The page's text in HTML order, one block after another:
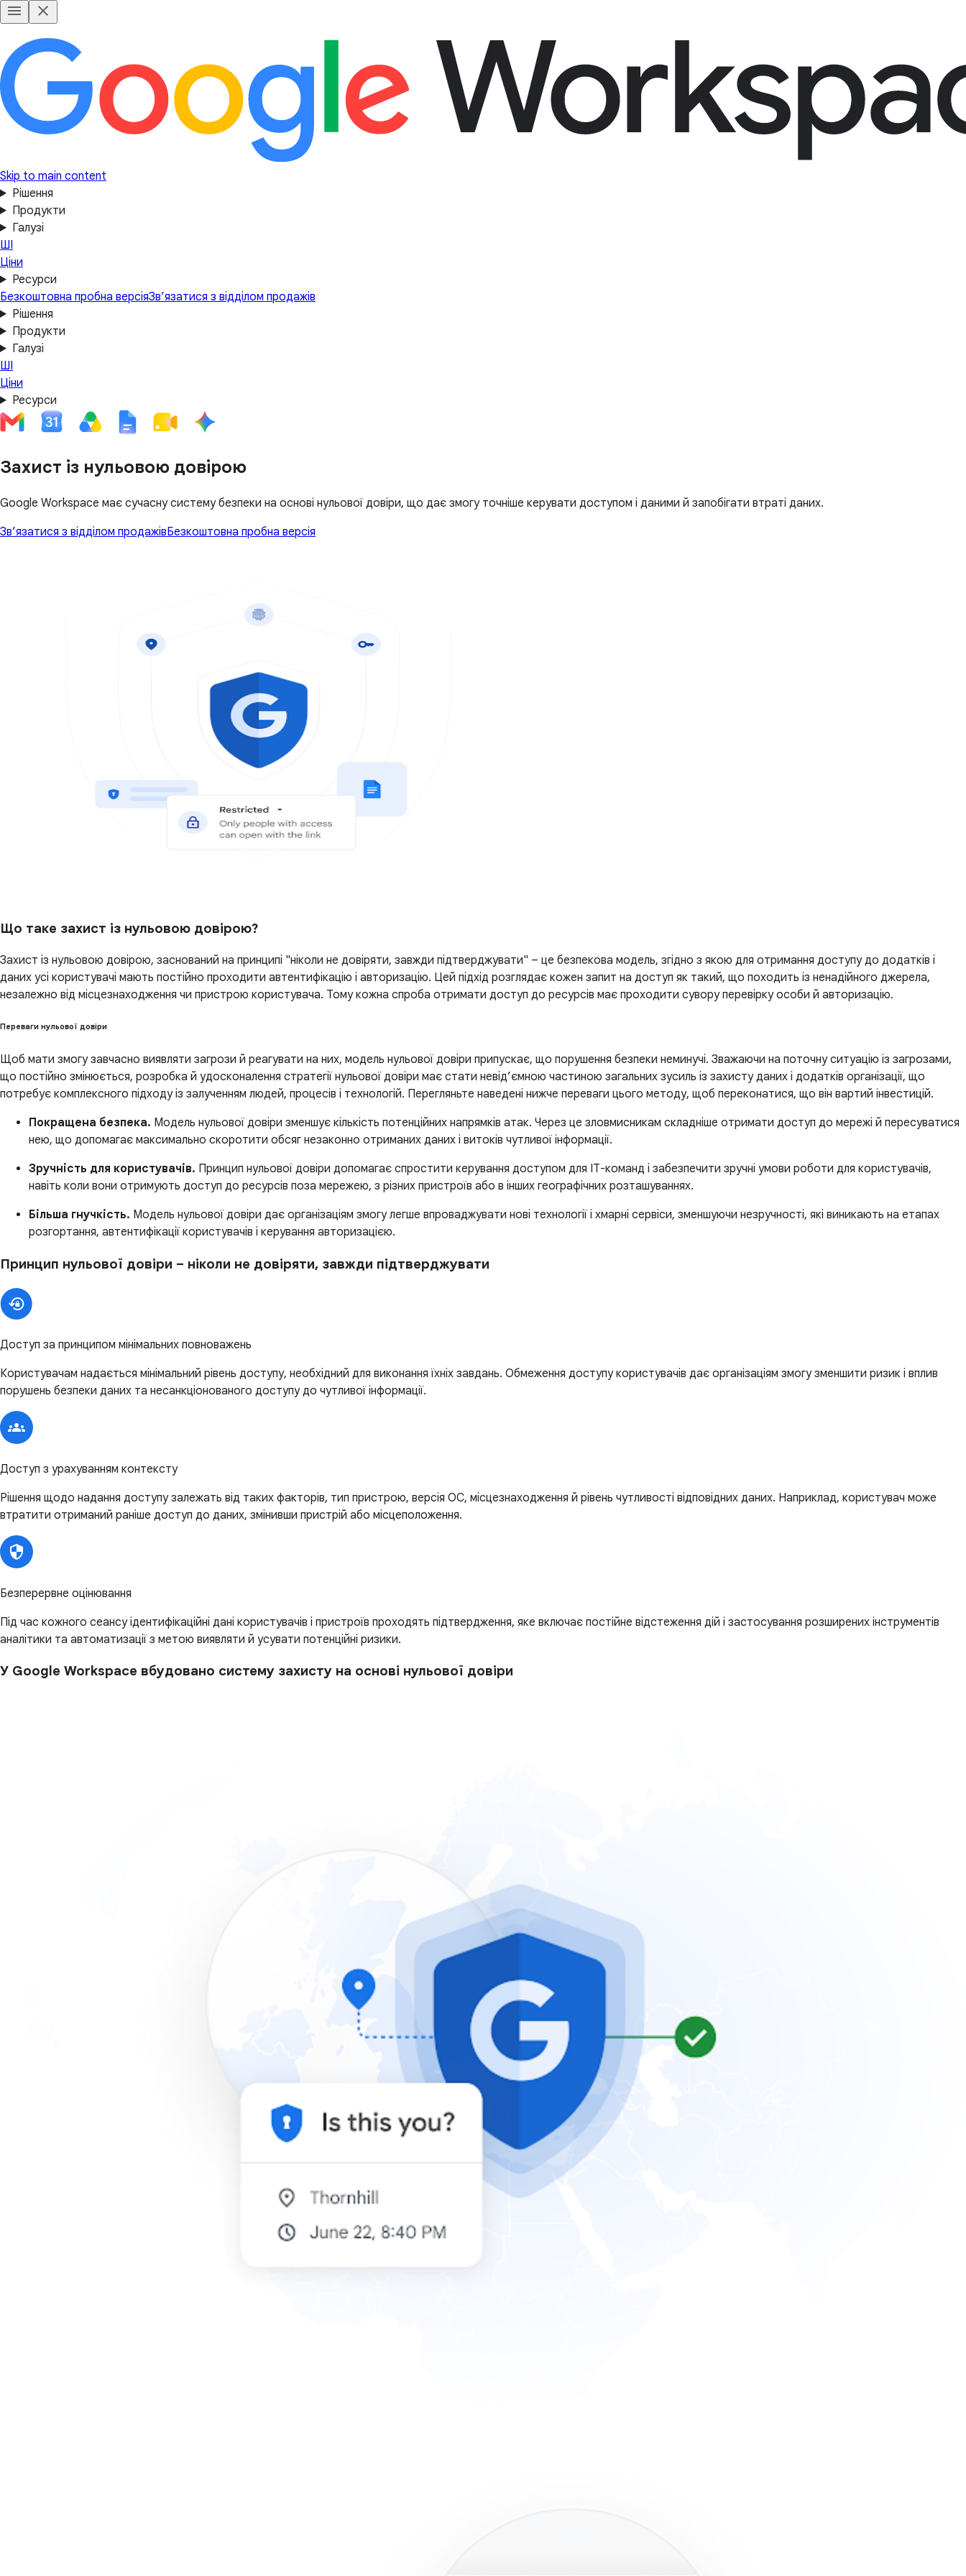
Skip to main content
Рішення
Продукти
Галузі
ШІ
Ціни
Ресурси
Безкоштовна пробна версіяЗв’язатися з відділом продажів
Рішення
Продукти
Галузі
ШІ
Ціни
Ресурси
Захист із нульовою довірою
Google Workspace має сучасну систему безпеки на основі нульової довіри, що дає змогу точніше керувати доступом і даними й запобігати втраті даних.
Зв’язатися з відділом продажівБезкоштовна пробна версія
Що таке захист із нульовою довірою?
Захист із нульовою довірою, заснований на принципі "ніколи не довіряти, завжди підтверджувати" – це безпекова модель, згідно з якою для отримання доступу до додатків і
даних усі користувачі мають постійно проходити автентифікацію і авторизацію. Цей підхід розглядає кожен запит на доступ як такий, що походить із ненадійного джерела,
незалежно від місцезнаходження чи пристрою користувача. Тому кожна спроба отримати доступ до ресурсів має проходити сувору перевірку особи й авторизацію.
Переваги нульової довіри
Щоб мати змогу завчасно виявляти загрози й реагувати на них, модель нульової довіри припускає, що порушення безпеки неминучі. Зважаючи на поточну ситуацію із загрозами,
що постійно змінюється, розробка й удосконалення стратегії нульової довіри має стати невід’ємною частиною загальних зусиль із захисту даних і додатків організації, що
потребує комплексного підходу із залученням людей, процесів і технологій. Перегляньте наведені нижче переваги цього методу, щоб переконатися, що він вартий інвестицій.
Покращена безпека. Модель нульової довіри зменшує кількість потенційних напрямків атак. Через це зловмисникам складніше отримати доступ до мережі й пересуватися
нею, що допомагає максимально скоротити обсяг незаконно отриманих даних і витоків чутливої інформації.
Зручність для користувачів. Принцип нульової довіри допомагає спростити керування доступом для ІТ-команд і забезпечити зручні умови роботи для користувачів,
навіть коли вони отримують доступ до ресурсів поза мережею, з різних пристроїв або в інших географічних розташуваннях.
Більша гнучкість. Модель нульової довіри дає організаціям змогу легше впроваджувати нові технології і хмарні сервіси, зменшуючи незручності, які виникають на етапах
розгортання, автентифікації користувачів і керування авторизацією.
Принцип нульової довіри – ніколи не довіряти, завжди підтверджувати
Доступ за принципом мінімальних повноважень
Користувачам надається мінімальний рівень доступу, необхідний для виконання їхніх завдань. Обмеження доступу користувачів дає організаціям змогу зменшити ризик і вплив
порушень безпеки даних та несанкціонованого доступу до чутливої інформації.
Доступ з урахуванням контексту
Рішення щодо надання доступу залежать від таких факторів, тип пристрою, версія ОС, місцезнаходження й рівень чутливості відповідних даних. Наприклад, користувач може
втратити отриманий раніше доступ до даних, змінивши пристрій або місцеположення.
Безперервне оцінювання
Під час кожного сеансу ідентифікаційні дані користувачів і пристроїв проходять підтвердження, яке включає постійне відстеження дій і застосування розширених інструментів
аналітики та автоматизації з метою виявляти й усувати потенційні ризики.
У Google Workspace вбудовано систему захисту на основі нульової довіри